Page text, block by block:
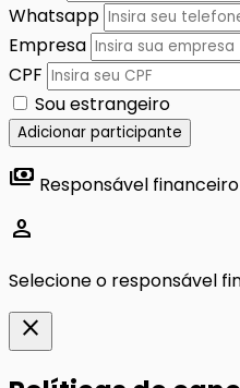
Whatsapp
Empresa
CPF
Sou estrangeiro
Adicionar participante
payments Responsável financeiro
person
Selecione o responsável
close